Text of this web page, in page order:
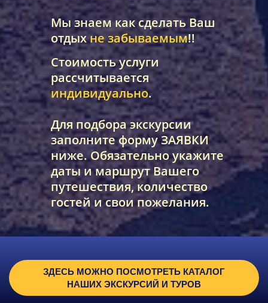
Мы знаем как сделать Ваш
отдыхне забываемым!!
Стоимость услуги
рассчитывается
индивидуально.
Для подбора экскурсии
заполните форму ЗАЯВКИ
ниже. Обязательно укажите
даты и маршрут Вашего
путешествия, количество
гостей и свои пожелания.
ЗДЕСЬ МОЖНО ПОСМОТРЕТЬ КАТАЛОГ
НАШИХ ЭКСКУРСИЙ И ТУРОВ